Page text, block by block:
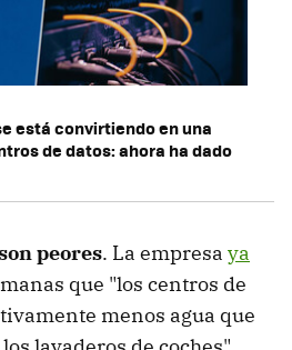
está convirtiendo en una
de datos: ahora ha dado
peores. La empresa ya
que "los centros de
menos agua que